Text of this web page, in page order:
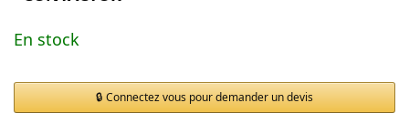
En stock
Connectez vous pour demander un devis